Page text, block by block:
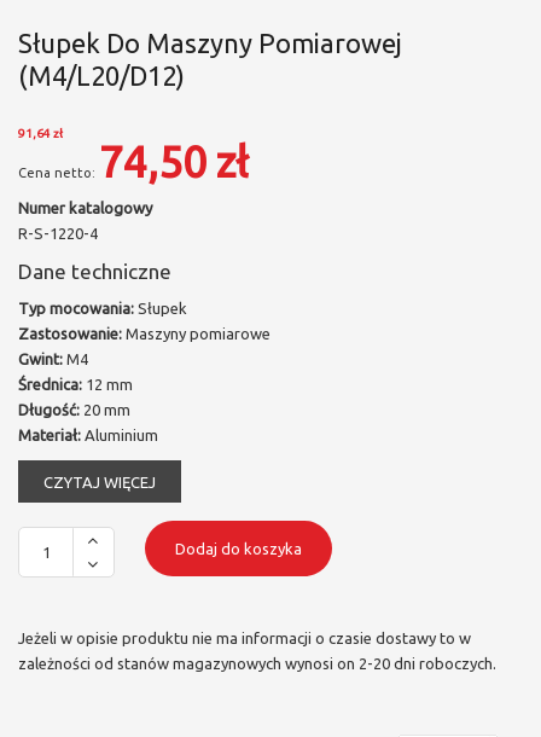
Słupek Do Maszyny Pomiarowej
(M4/L20/D12)
91,64 zł
74,50 zł
Numer katalogowy
R-S-1220-4
Dane techniczne
Typ mocowania: Słupek
Zastosowanie: Maszyny pomiarowe
Gwint: M4
Średnica: 12 mm
Długość: 20 mm
Materiał: Aluminium
CZYTAJ WIĘCEJ
Dodaj do koszyka
Jeżeli w opisie produktu nie ma informacji o czasie dostawy to w
zależności od stanów magazynowych wynosi on 2-20 dni roboczych.